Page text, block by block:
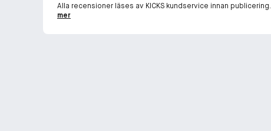
Alla recensioner läses av KICKS kundservice innan publicering.
mer